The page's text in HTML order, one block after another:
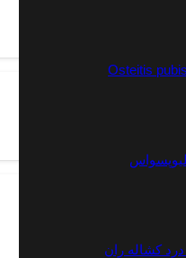
کشاله ران
تمرین شماره ۱